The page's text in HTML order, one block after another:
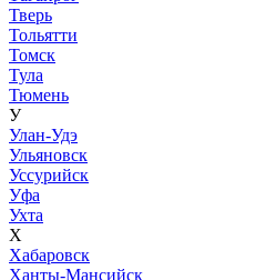
Тверь
Тольятти
Томск
Тула
Тюмень
У
Улан-Удэ
Ульяновск
Уссурийск
Уфа
Ухта
Х
Хабаровск
Ханты-Мансийск